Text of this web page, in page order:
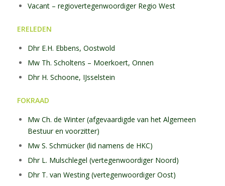
Vacant – regiovertegenwoordiger Regio West
ERELEDEN
Dhr E.H. Ebbens, Oostwold
Mw Th. Scholtens – Moerkoert, Onnen
Dhr H. Schoone, IJsselstein
FOKRAAD
Mw Ch. de Winter (afgevaardigde van het Algemeen
Bestuur en voorzitter)
Mw S. Schmücker (lid namens de HKC)
Dhr L. Mulschlegel (vertegenwoordiger Noord)
Dhr T. van Westing (vertegenwoordiger Oost)